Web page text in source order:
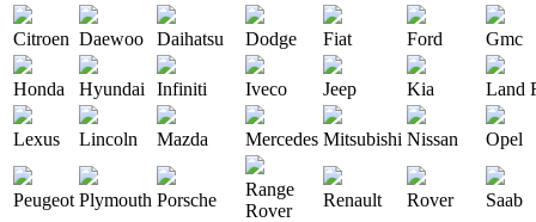
Citroen Daewoo Daihatsu Dodge Fiat Ford Gmc
Honda Hyundai Infiniti Iveco Jeep Kia Land
Lexus Lincoln Mazda Mercedes Mitsubishi Nissan Opel
Peugeot Plymouth Porsche
Range
Rover
Renault Rover Saab